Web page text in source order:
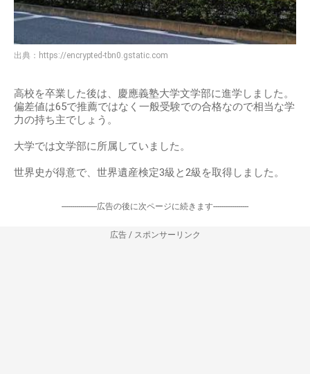
出典： https://encrypted-tbn0.gstatic.com
高校を卒業した後は、慶應義塾大学文学部に進学しました。
偏差値は65で推薦ではなく一般受験での合格なので相当な学
力の持ち主でしょう。
大学では文学部に所属していました。
世界史が得意で、世界遺産検定3級と2級を取得しました。
-----------------広告の後に次ページに続きます-----------------
広告 / スポンサーリンク